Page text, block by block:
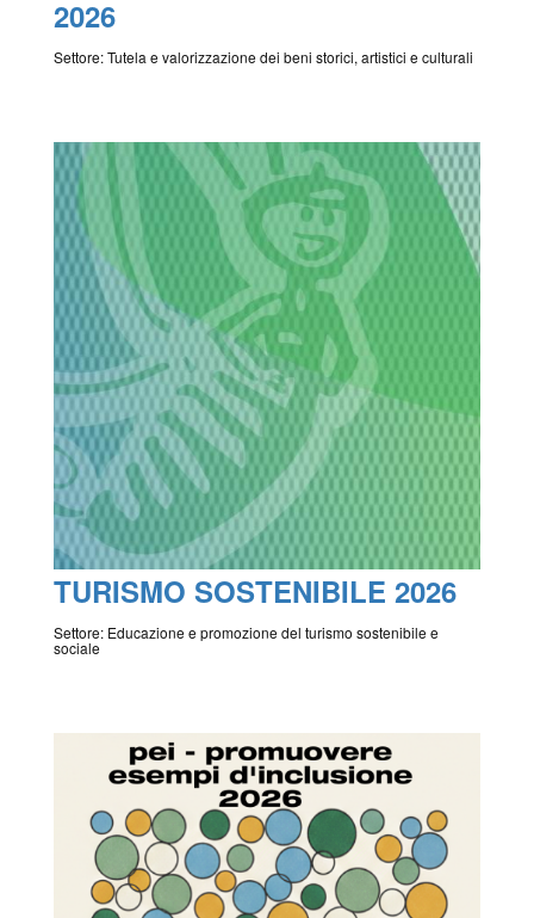
2026
Settore: Tutela e valorizzazione dei beni storici, artistici e culturali
TURISMO SOSTENIBILE 2026
Settore: Educazione e promozione del turismo sostenibile e
sociale